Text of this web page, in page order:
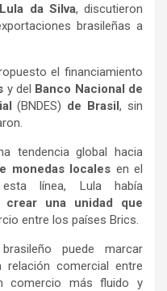
da Silva, discutieron
brasileñas a
el financiamiento
y del Banco Nacional de
(BNDES) de Brasil, sin
tendencia global hacia
monedas locales en el
línea, Lula había
crear una unidad que
entre los países Brics.
puede marcar
relación comercial entre
comercio más fluido y